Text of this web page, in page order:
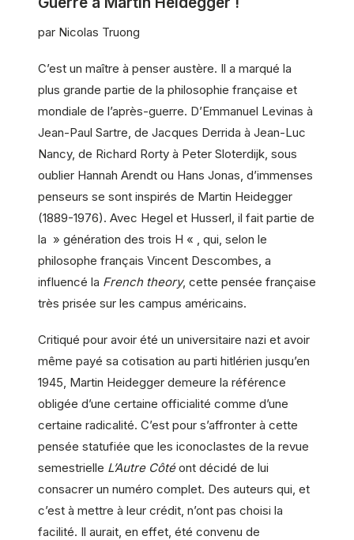
par Nicolas Truong
C’est un maître à penser austère. Il a marqué la
plus grande partie de la philosophie française et
mondiale de l’après-guerre. D’Emmanuel Levinas à
Jean-Paul Sartre, de Jacques Derrida à Jean-Luc
Nancy, de Richard Rorty à Peter Sloterdijk, sous
oublier Hannah Arendt ou Hans Jonas, d’immenses
penseurs se sont inspirés de Martin Heidegger
(1889-1976). Avec Hegel et Husserl, il fait partie de
la » génération des trois H « , qui, selon le
philosophe français Vincent Descombes, a
influencé la French theory, cette pensée française
très prisée sur les campus américains.
Critiqué pour avoir été un universitaire nazi et avoir
même payé sa cotisation au parti hitlérien jusqu’en
1945, Martin Heidegger demeure la référence
obligée d’une certaine officialité comme d’une
certaine radicalité. C’est pour s’affronter à cette
pensée statufiée que les iconoclastes de la revue
semestrielle L’Autre Côtéont décidé de lui
consacrer un numéro complet. Des auteurs qui, et
c’est à mettre à leur crédit, n’ont pas choisi la
facilité. Il aurait, en effet, été convenu de